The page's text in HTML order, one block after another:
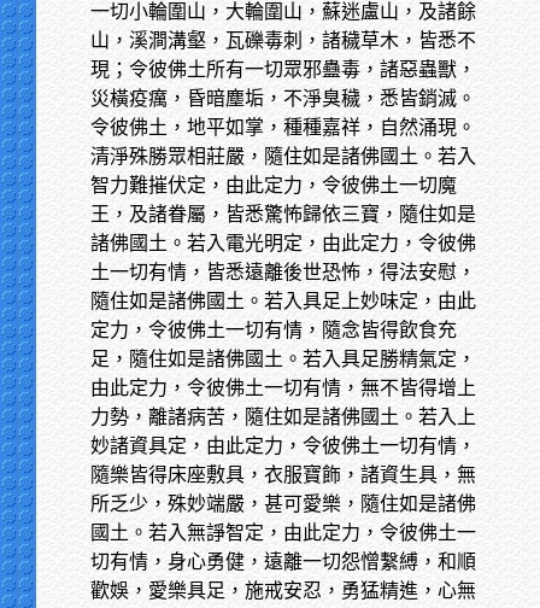
一切小輪圍山，大輪圍山，蘇迷盧山，及諸餘
山，溪澗溝壑，瓦礫毒刺，諸穢草木，皆悉不
現；令彼佛土所有一切眾邪蠱毒，諸惡蟲獸，
災橫疫癘，昏暗塵垢，不淨臭穢，悉皆銷滅。
令彼佛土，地平如掌，種種嘉祥，自然涌現。
清淨殊勝眾相莊嚴，隨住如是諸佛國土。若入
智力難摧伏定，由此定力，令彼佛土一切魔
王，及諸眷屬，皆悉驚怖歸依三寶，隨住如是
諸佛國土。若入電光明定，由此定力，令彼佛
土一切有情，皆悉遠離後世恐怖，得法安慰，
隨住如是諸佛國土。若入具足上妙味定，由此
定力，令彼佛土一切有情，隨念皆得飲食充
足，隨住如是諸佛國土。若入具足勝精氣定，
由此定力，令彼佛土一切有情，無不皆得增上
力勢，離諸病苦，隨住如是諸佛國土。若入上
妙諸資具定，由此定力，令彼佛土一切有情，
隨樂皆得床座敷具，衣服寶飾，諸資生具，無
所乏少，殊妙端嚴，甚可愛樂，隨住如是諸佛
國土。若入無諍智定，由此定力，令彼佛土一
切有情，身心勇健，遠離一切怨憎繫縛，和順
歡娛，愛樂具足，施戒安忍，勇猛精進，心無